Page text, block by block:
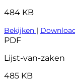
484 KB
Bekijken |
PDF
Lijst-van-zaken
485 KB